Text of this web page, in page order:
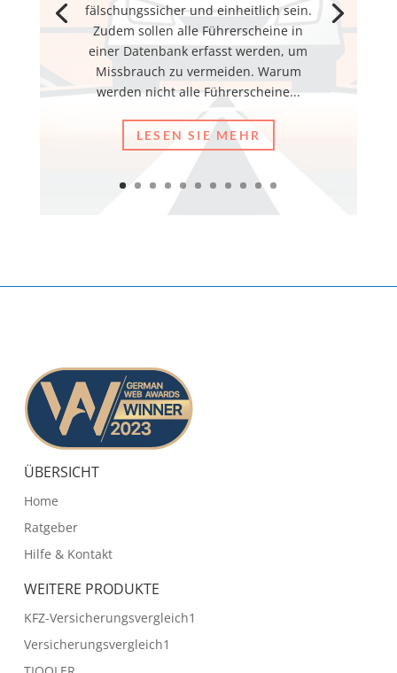
fälschungssicher und einheitlich sein.
Zudem sollen alle Führerscheine in
einer Datenbank erfasst werden, um
Missbrauch zu vermeiden. Warum
werden nicht alle Führerscheine...
LESEN SIE MEHR
ÜBERSICHT
Home
Ratgeber
Hilfe & Kontakt
WEITERE PRODUKTE
KFZ-Versicherungsvergleich1
Versicherungsvergleich1